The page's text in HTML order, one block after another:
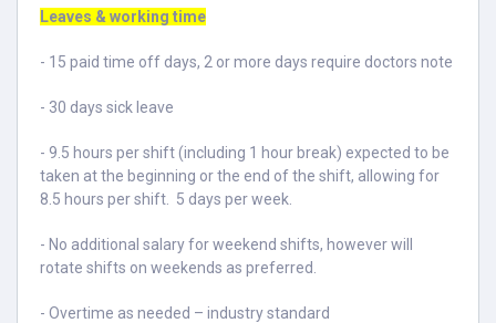
Leaves & working time
- 15 paid time off days, 2 or more days require doctors note
- 30 days sick leave
- 9.5 hours per shift (including 1 hour break) expected to be
taken at the beginning or the end of the shift, allowing for
8.5 hours per shift. 5 days per week.
- No additional salary for weekend shifts, however will
rotate shifts on weekends as preferred.
- Overtime as needed – industry standard